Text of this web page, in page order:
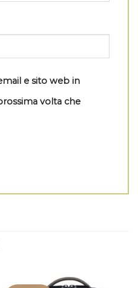
e sito web in
volta che